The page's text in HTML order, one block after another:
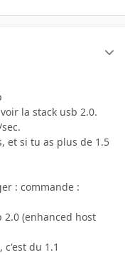
la stack usb 2.0.
et si tu as plus de 1.5
: commande :
2.0 (enhanced host
c'est du 1.1